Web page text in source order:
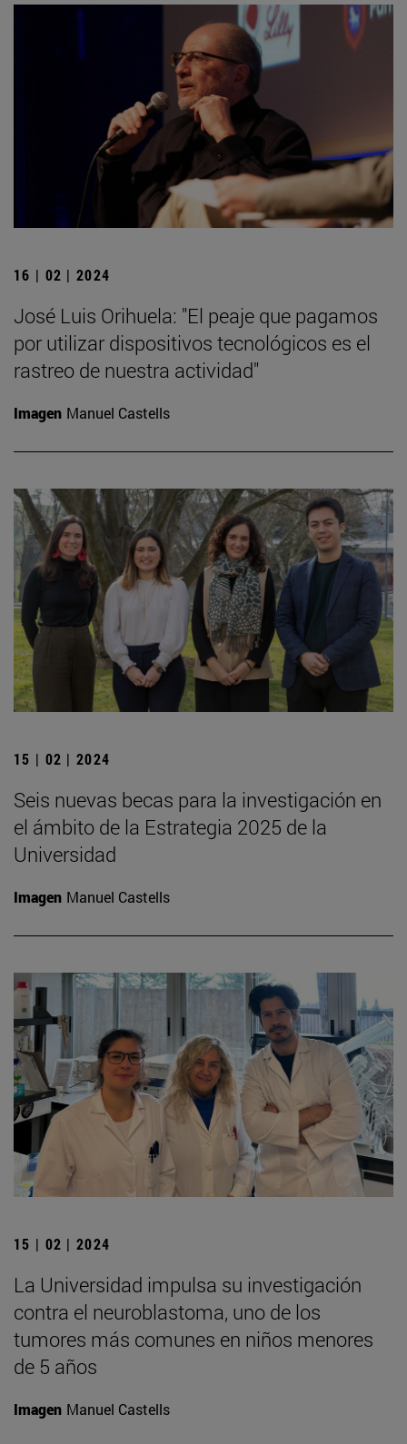
16 | 02 | 2024
José Luis Orihuela: "El peaje que pagamos
por utilizar dispositivos tecnológicos es el
rastreo de nuestra actividad"
Imagen Manuel Castells
15 | 02 | 2024
Seis nuevas becas para la investigación en
el ámbito de la Estrategia 2025 de la
Universidad
Imagen Manuel Castells
15 | 02 | 2024
La Universidad impulsa su investigación
contra el neuroblastoma, uno de los
tumores más comunes en niños menores
de 5 años
Imagen Manuel Castells